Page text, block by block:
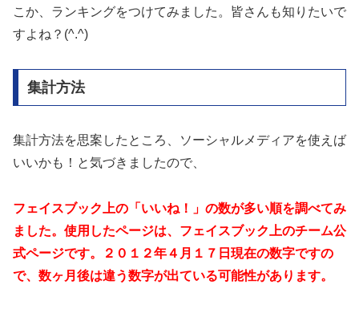
こか、ランキングをつけてみました。皆さんも知りたいで
すよね？(^.^)
集計方法
集計方法を思案したところ、ソーシャルメディアを使えば
いいかも！と気づきましたので、
フェイスブック上の「いいね！」の数が多い順を調べてみ
ました。 使用したページは、フェイスブック上のチーム公
式ページです。
２０１２年４月１７日現在の数字ですの
で、 数ヶ月後は違う数字が出ている可能性があります。